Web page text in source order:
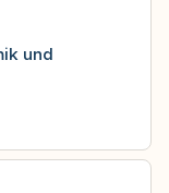
und